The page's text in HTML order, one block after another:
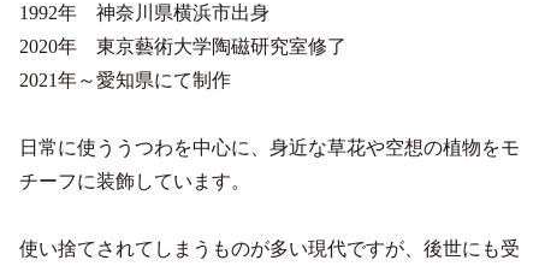
1992年 神奈川県横浜市出身
2020年 東京藝術大学陶磁研究室修了
2021年～愛知県にて制作
日常に使ううつわを中心に、身近な草花や空想の植物をモ
チーフに装飾しています。
使い捨てされてしまうものが多い現代ですが、後世にも受